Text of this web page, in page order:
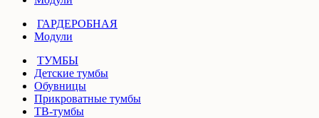
ГАРДЕРОБНАЯ
Модули
ТУМБЫ
Детские тумбы
Обувницы
Прикроватные тумбы
ТВ-тумбы